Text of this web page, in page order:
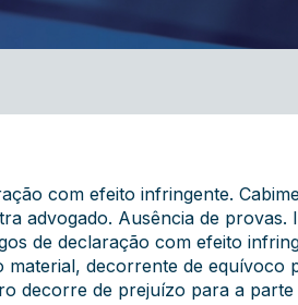
com efeito infringente.
advogado. Ausência de
de declaração com efeito
material, decorrente de equívoco
decorre de prejuízo para a